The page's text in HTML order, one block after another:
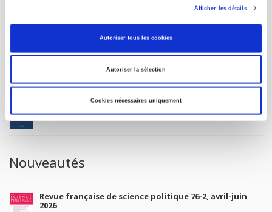
Afficher les détails
Autoriser tous les cookies
Autoriser la sélection
Cookies nécessaires uniquement
MON COMPTE
La France et l'Union européenne
Nouveautés
Revue française de science politique 76-2, avril-juin
2026